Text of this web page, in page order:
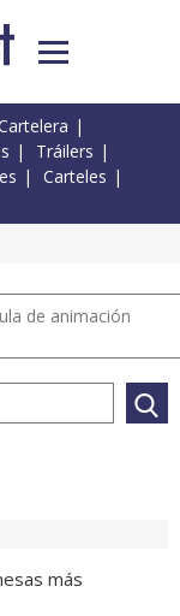
Tráilers
Carteles
de animación
más